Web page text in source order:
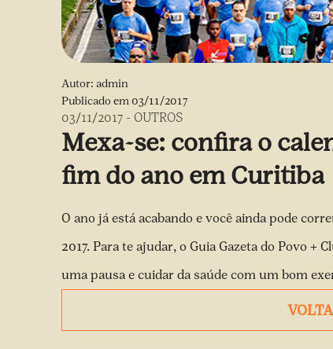
Autor: admin
Publicado em03/11/2017
03/11/2017 - OUTROS
Mexa-se: confira o
fim do ano em Curitiba
O ano já está acabando e você ainda pode
2017. Para te ajudar, o Guia Gazeta do Povo
uma pausa e cuidar da saúde com um bom